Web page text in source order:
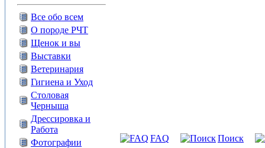
Все обо всем
О породе РЧТ
Щенок и вы
Выставки
Ветеринария
Гигиена и Уход
Столовая
Черныша
Дрессировка и
Работа
Фотографии
FAQ Поиск